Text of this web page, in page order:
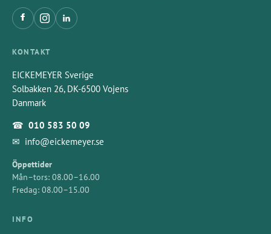
KONTAKT
EICKEMEYER Sverige
Solbakken 26, DK-6500 Vojens
Danmark
☎ 010 583 50 09
✉ info@eickemeyer.se
Öppettider
Mån–tors: 08.00–16.00
Fredag: 08.00–15.00
INFO